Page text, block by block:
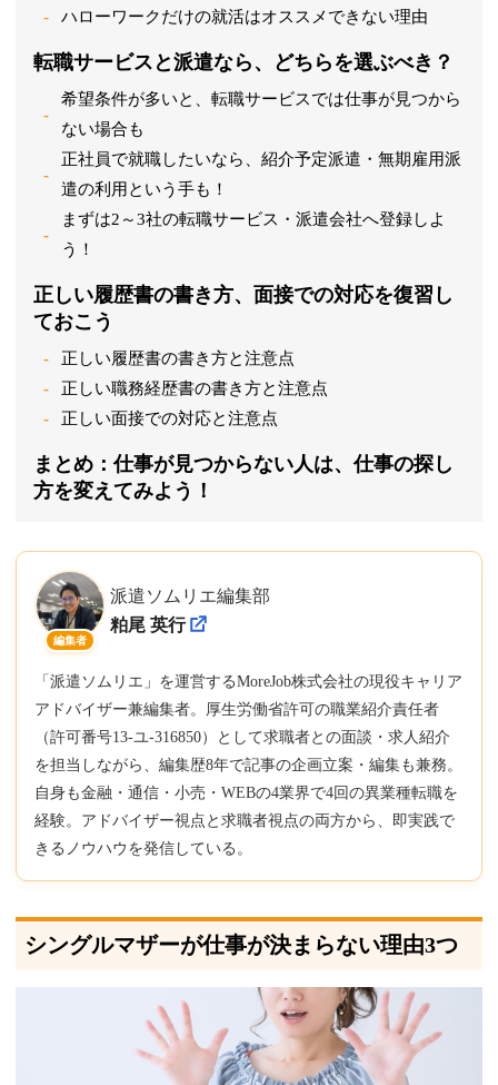
ハローワークだけの就活はオススメできない理由
転職サービスと派遣なら、どちらを選ぶべき？
希望条件が多いと、転職サービスでは仕事が見つから
ない場合も
正社員で就職したいなら、紹介予定派遣・無期雇用派
遣の利用という手も！
まずは2～3社の転職サービス・派遣会社へ登録しよ
う！
正しい履歴書の書き方、面接での対応を復習し
ておこう
正しい履歴書の書き方と注意点
正しい職務経歴書の書き方と注意点
正しい面接での対応と注意点
まとめ：仕事が見つからない人は、仕事の探し
方を変えてみよう！
編集者
派遣ソムリエ編集部
粕尾 英行
「派遣ソムリエ」を運営するMoreJob株式会社の現役キャリア
アドバイザー兼編集者。厚生労働省許可の職業紹介責任者
（許可番号13-ユ-316850）として求職者との面談・求人紹介
を担当しながら、編集歴8年で記事の企画立案・編集も兼務。
自身も金融・通信・小売・WEBの4業界で4回の異業種転職を
経験。アドバイザー視点と求職者視点の両方から、即実践で
きるノウハウを発信している。
シングルマザーが仕事が決まらない理由3つ